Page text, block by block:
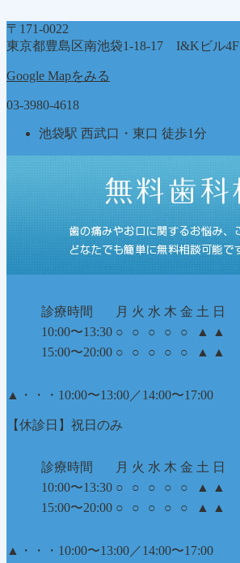
ゴ
リ
〒171-0022
東京都豊島区南池袋1-18-17 I&Kビル4F
Google Mapをみる
03-3980-4618
池袋駅 西武口・東口 徒歩1分
診療時間 月 火 水 木 金 土 日
10:00〜13:30 ○ ○ ○ ○ ○ ▲
▲
15:00〜20:00 ○ ○ ○ ○ ○ ▲ ▲
▲ ・・・10:00〜13:00／14:00〜17:00
【休診日】祝日のみ
診療時間 月 火 水 木 金 土 日
10:00〜13:30 ○ ○ ○ ○ ○ ▲
▲
15:00〜20:00 ○ ○ ○ ○ ○ ▲ ▲
▲ ・・・10:00〜13:00／14:00〜17:00